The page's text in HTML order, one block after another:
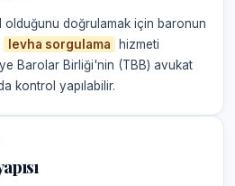
olduğunu doğrulamak için baronun
levha sorgulama
hizmeti
Barolar Birliği'nin (TBB) avukat
kontrol yapılabilir.